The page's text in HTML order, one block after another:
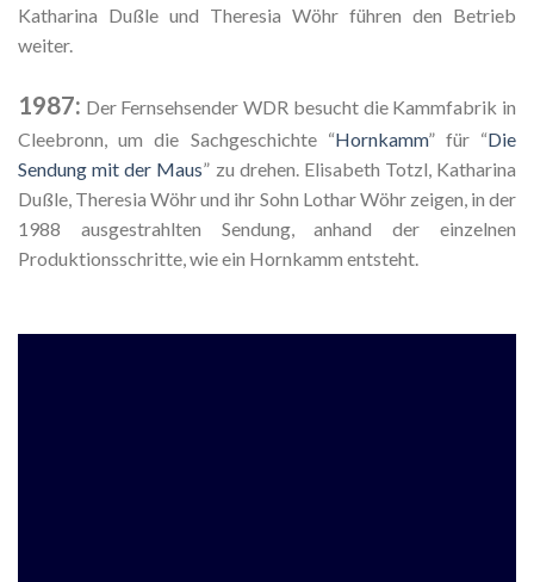
Katharina Dußle und Theresia Wöhr führen den Betrieb
weiter.
1987: Der Fernsehsender WDR besucht die Kammfabrik in
Cleebronn, um die Sachgeschichte “Hornkamm” für “Die
Sendung mit der Maus” zu drehen. Elisabeth Totzl, Katharina
Dußle, Theresia Wöhr und ihr Sohn Lothar Wöhr zeigen, in der
1988 ausgestrahlten Sendung, anhand der einzelnen
Produktionsschritte, wie ein Hornkamm entsteht.